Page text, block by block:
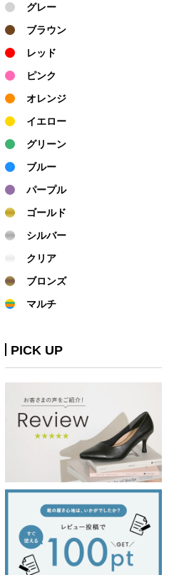
グレー
ブラウン
レッド
ピンク
オレンジ
イエロー
グリーン
ブルー
パープル
ゴールド
シルバー
クリア
ブロンズ
マルチ
PICK UP